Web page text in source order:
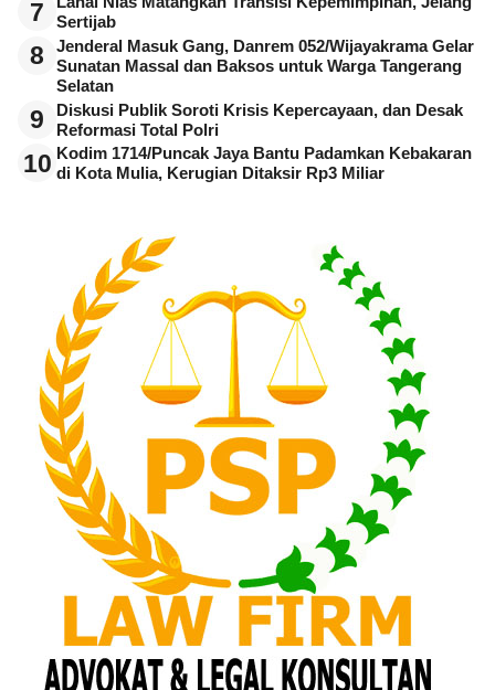
7
Sertijab
8
Jenderal Masuk Gang, Danrem 052/Wijayakrama Gelar
Sunatan Massal dan Baksos untuk Warga Tangerang
Selatan
9
Diskusi Publik Soroti Krisis Kepercayaan, dan Desak
Reformasi Total Polri
10 Kodim 1714/Puncak Jaya Bantu Padamkan Kebakaran
di Kota Mulia, Kerugian Ditaksir Rp3 Miliar